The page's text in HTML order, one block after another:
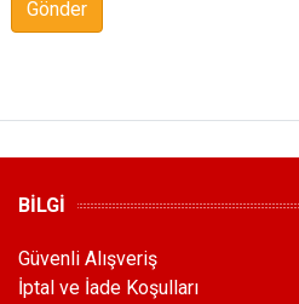
Gönder
BİLGİ
Güvenli Alışveriş
İptal ve İade Koşulları